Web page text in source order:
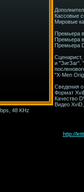
Кассовые
Мировые
Премьера
Премьера
Премьера
и "ЗигЗаг".
"X-Men
Сведения
Формат
Качество
Видео
48 KHz
http://